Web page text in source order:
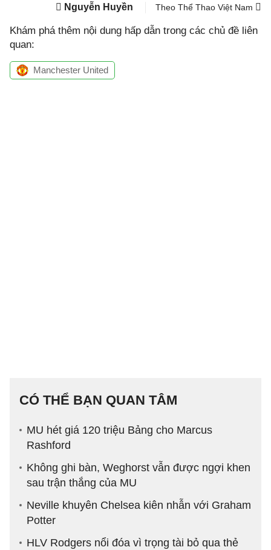
Nguyễn Huyền Theo Thể Thao Việt Nam
Khám phá thêm nội dung hấp dẫn trong các chủ đề liên
quan:
Manchester United
CÓ THỂ BẠN QUAN TÂM
MU hét giá 120 triệu Bảng cho Marcus
Rashford
Không ghi bàn, Weghorst vẫn được ngợi khen
sau trận thắng của MU
Neville khuyên Chelsea kiên nhẫn với Graham
Potter
HLV Rodgers nổi đóa vì trọng tài bỏ qua thẻ